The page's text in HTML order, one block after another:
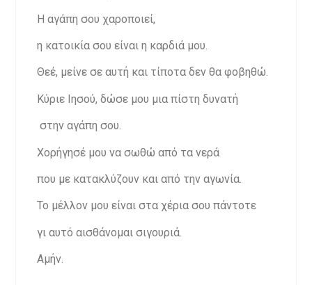
Η αγάπη σου χαροποιεί,
η κατοικία σου είναι η καρδιά μου.
Θεέ, μείνε σε αυτή και τίποτα δεν θα φοβηθώ.
Κύριε Ιησού, δώσε μου μια πίστη δυνατή
στην αγάπη σου.
Χορήγησέ μου να σωθώ από τα νερά
που με κατακλύζουν και από την αγωνία.
Το μέλλον μου είναι στα χέρια σου πάντοτε
γι αυτό αισθάνομαι σιγουριά.
Αμήν.